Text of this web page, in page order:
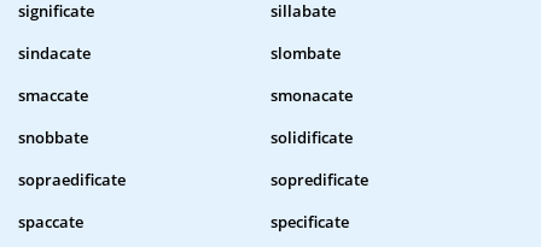
significate
sillabate
sindacate
slombate
smaccate
smonacate
snobbate
solidificate
sopraedificate
sopredificate
spaccate
specificate